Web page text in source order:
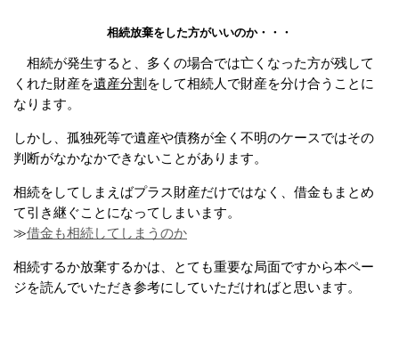
相続放棄をした方がいいのか・・・
相続が発生すると、多くの場合では亡くなった方が残して
くれた財産を遺産分割 をして相続人で財産を分け合うことに
なります。
しかし、孤独死等で遺産や債務が全く不明のケースではその
判断がなかなかできないことがあります。
相続をしてしまえばプラス財産だけではなく、借金もまとめ
て引き継ぐことになってしまいます。
≫借金も相続してしまうのか
相続するか放棄するかは、とても重要な局面ですから本ペー
ジを読んでいただき参考にしていただければと思います。